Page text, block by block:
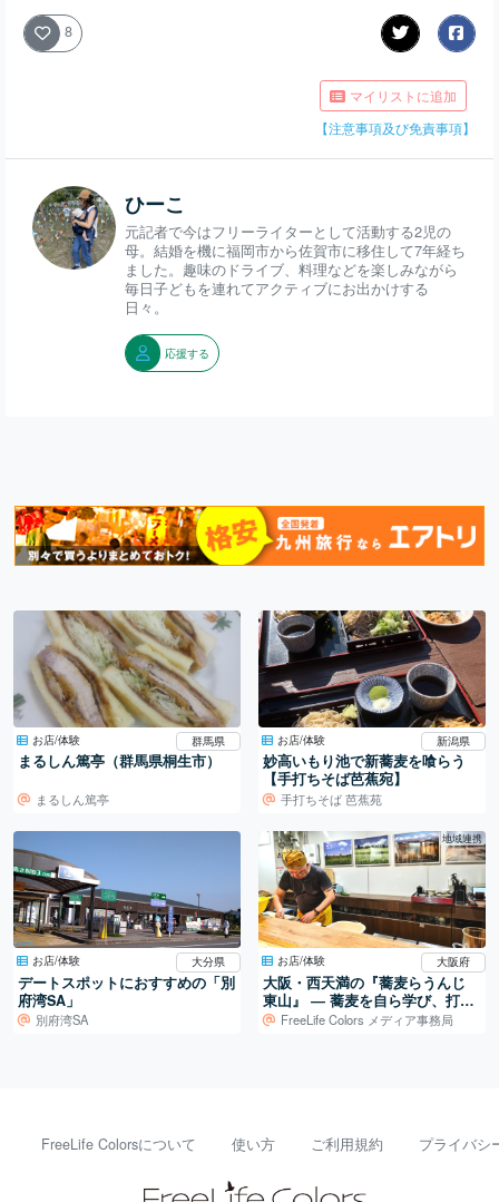
8
マイリストに追加
【注意事項及び免責事項】
ひーこ
元記者で今はフリーライターとして活動する2児の
母。結婚を機に福岡市から佐賀市に移住して7年経ち
ました。趣味のドライブ、料理などを楽しみながら
毎日子どもを連れてアクティブにお出かけする
日々。
応援する
お店/体験 群馬県
まるしん篤亭（群馬県桐生市）
まるしん篤亭
お店/体験 新潟県
妙高いもり池で新蕎麦を喰らう
【手打ちそば芭蕉宛】
手打ちそば 芭蕉苑
お店/体験 大分県
デートスポットにおすすめの「別
府湾SA」
別府湾SA
地域連携
お店/体験 大阪府
大阪・西天満の『蕎麦らうんじ
東山』 ― 蕎麦を自ら学び、打ち
続ける日常
FreeLife Colors メディア事務局
FreeLife Colorsについて 使い方 ご利用規約 プライバシ